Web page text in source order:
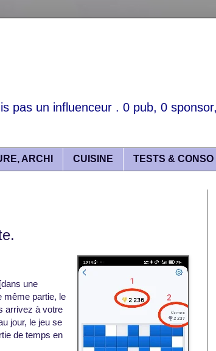
pas un influenceur . 0 pub, 0
ARCHI CUISINE TESTS & CONSO
une
même partie, le
arrivez à votre
jour, le jeu se
de temps en